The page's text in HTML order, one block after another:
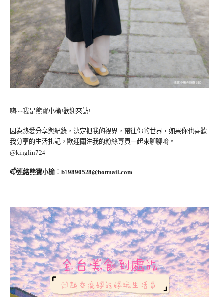
嗨~~我是熊寶小榆!歡迎來訪!
因為熱愛分享與紀錄，決定把我的視界，帶往你的世界，如果你也喜歡
我分享的生活扎記，歡迎關注我的粉絲專頁一起來聊聊唷。
@kinglin724
📫連絡熊寶小榆： b19890528@hotmail.com